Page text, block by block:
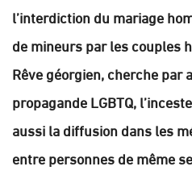
l’interdiction du mariage
de mineurs par les couples
Rêve géorgien, cherche
propagande LGBTQ,
aussi la diffusion dans les
entre personnes de même